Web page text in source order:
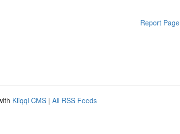
Report Page
Kliqqi CMS | All RSS Feeds